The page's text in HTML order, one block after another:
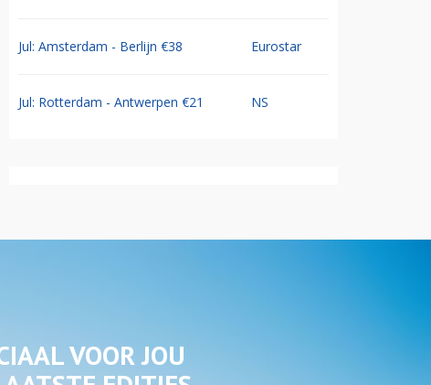
Jul: Amsterdam - Berlijn €38 Eurostar
Jul: Rotterdam - Antwerpen €21 NS
VOOR JOU